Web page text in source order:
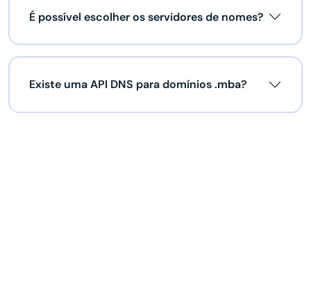
É possível escolher os servidores de nomes?
Existe uma API DNS para domínios .mba?